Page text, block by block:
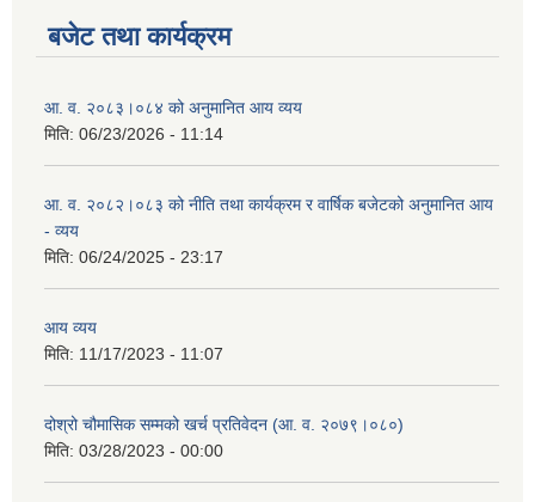
बजेट तथा कार्यक्रम
आ. व. २०८३।०८४ को अनुमानित आय व्यय
मिति: 06/23/2026 - 11:14
आ. व. २०८२।०८३ को नीति तथा कार्यक्रम र वार्षिक बजेटको अनुमानित आय
- व्यय
मिति: 06/24/2025 - 23:17
आय व्यय
मिति: 11/17/2023 - 11:07
दोश्रो चौमासिक सम्मको खर्च प्रतिवेदन (आ. व. २०७९।०८०)
मिति: 03/28/2023 - 00:00